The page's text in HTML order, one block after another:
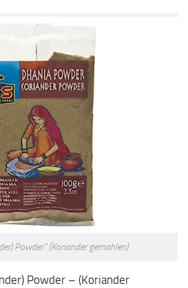
Powder“ (Koriander gemahlen)
Powder – (Koriander